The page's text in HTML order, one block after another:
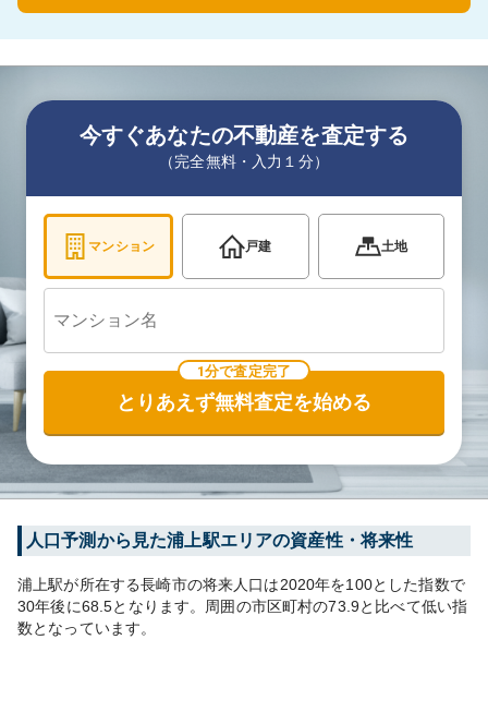
今すぐあなたの不動産を査定する
（完全無料・入力１分）
マンション 戸建 土地
1分で査定完了
とりあえず無料査定を始める
人口予測から見た浦上駅エリアの資産性・将来性
浦上駅が所在する長崎市の将来人口は2020年を100とした指数で
30年後に68.5となります。 周囲の市区町村の73.9と比べて低い指
数となっています。